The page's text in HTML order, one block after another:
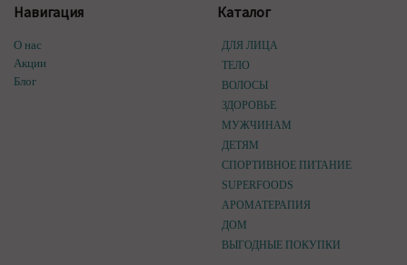
Навигация
О нас
Акции
Блог
Каталог
ДЛЯ ЛИЦА
ТЕЛО
ВОЛОСЫ
ЗДОРОВЬЕ
МУЖЧИНАМ
ДЕТЯМ
СПОРТИВНОЕ ПИТАНИЕ
SUPERFOODS
АРОМАТЕРАПИЯ
ДОМ
ВЫГОДНЫЕ ПОКУПКИ